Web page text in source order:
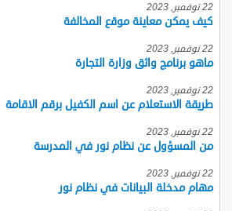
22 نوفمبر, 2023
كيف يمكن معاينة موقع المخالفة
22 نوفمبر, 2023
ماهو برنامج واثق وزارة التجارة
22 نوفمبر, 2023
طريقة الاستعلام عن اسم الكفيل برقم الاقامة
22 نوفمبر, 2023
من المسؤول عن نظام نور في المدرسة
22 نوفمبر, 2023
مهام مدخلة البيانات في نظام نور